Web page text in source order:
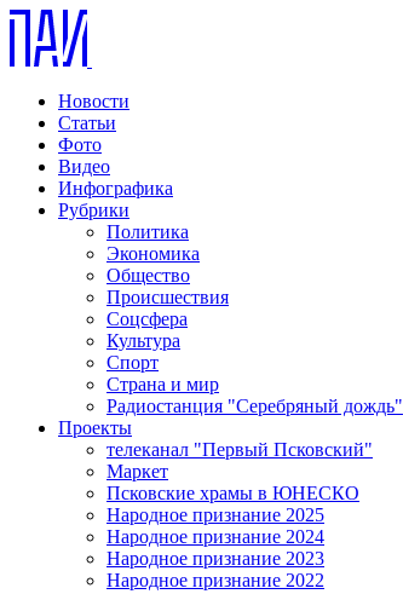
Новости
Статьи
Фото
Видео
Инфографика
Рубрики
Политика
Экономика
Общество
Происшествия
Соцсфера
Культура
Спорт
Страна и мир
Радиостанция "Серебряный дождь"
Проекты
телеканал "Первый Псковский"
Маркет
Псковские храмы в ЮНЕСКО
Народное признание 2025
Народное признание 2024
Народное признание 2023
Народное признание 2022